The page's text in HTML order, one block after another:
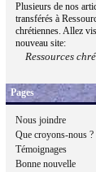
Plusieurs de nos
transférés à
chrétiennes. Allez
nouveau site:
Ressources
Pages
Nous joindre
Que croyons-nous ?
Témoignages
Bonne nouvelle